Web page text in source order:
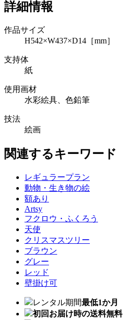
詳細情報
作品サイズ
H542×W437×D14［mm］
支持体
紙
使用画材
水彩絵具、色鉛筆
技法
絵画
関連するキーワード
レギュラープラン
動物・生き物の絵
額あり
Artsy
フクロウ・ふくろう
天使
クリスマスツリー
ブラウン
グレー
レッド
壁掛け可
レンタル期間最低1か月
初回お届け時の送料無料